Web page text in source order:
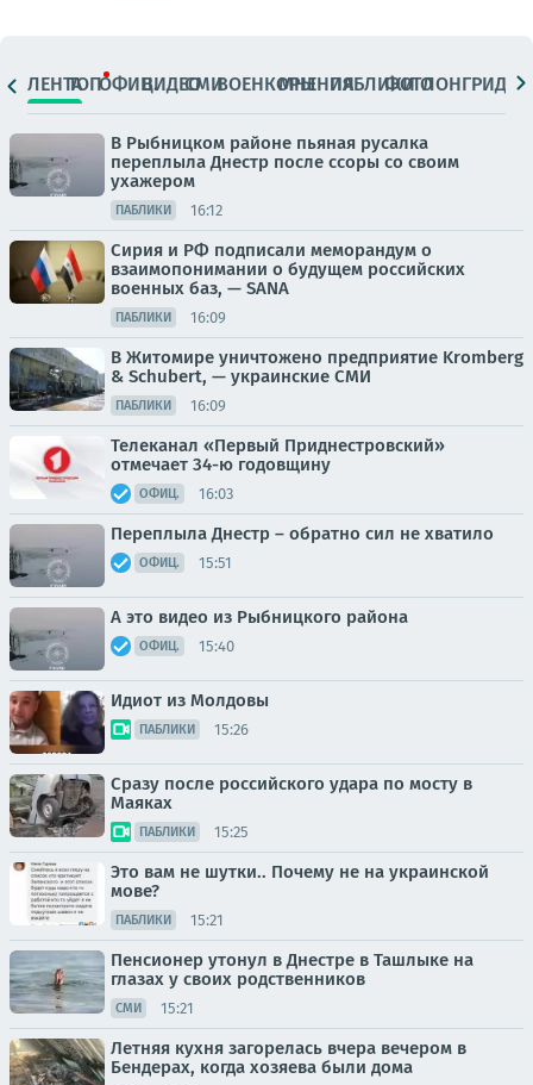
ЛЕНТАТОПОФИЦ.ВИДЕОСМИВОЕНКОРЫМНЕНИЯПАБЛИКИ
ФОТОЛОНГРИДЫ
В Рыбницком районе пьяная русалка
переплыла Днестр после ссоры со своим
ухажером
ПАБЛИКИ 16:12
Сирия и РФ подписали меморандум о
взаимопонимании о будущем российских
военных баз, — SANA
ПАБЛИКИ 16:09
В Житомире уничтожено предприятие Kromberg
& Schubert, — украинские СМИ
ПАБЛИКИ 16:09
Телеканал «Первый Приднестровский»
отмечает 34-ю годовщину
ОФИЦ. 16:03
Переплыла Днестр – обратно сил не хватило
ОФИЦ. 15:51
А это видео из Рыбницкого района
ОФИЦ. 15:40
Идиот из Молдовы
ПАБЛИКИ 15:26
Сразу после российского удара по мосту в
Маяках
ПАБЛИКИ 15:25
Это вам не шутки.. Почему не на украинской
мове?
ПАБЛИКИ 15:21
Пенсионер утонул в Днестре в Ташлыке на
глазах у своих родственников
СМИ 15:21
Летняя кухня загорелась вчера вечером в
Бендерах, когда хозяева были дома